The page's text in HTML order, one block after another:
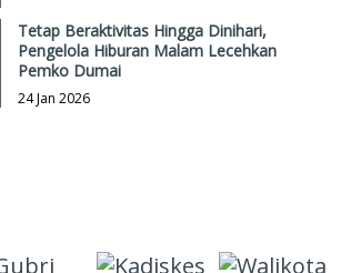
Tetap Beraktivitas Hingga Dinihari,
Pengelola Hiburan Malam Lecehkan
Pemko Dumai
24 Jan 2026